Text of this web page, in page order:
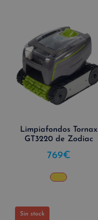
Limpiafondos Tornax
GT3220 de Zodiac
769€
Sin stock